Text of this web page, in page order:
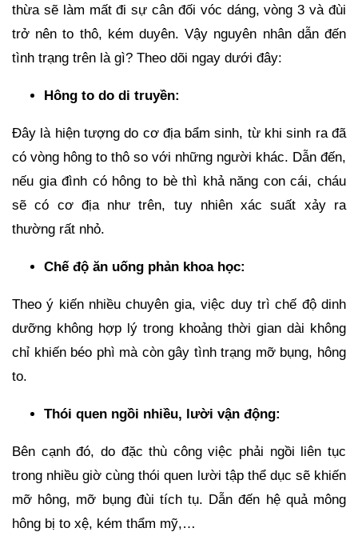
thừa sẽ làm mất đi sự cân đối vóc dáng, vòng 3 và đùi
trở nên to thô, kém duyên. Vậy nguyên nhân dẫn đến
tình trạng trên là gì? Theo dõi ngay dưới đây:
Hông to do di truyền:
Đây là hiện tượng do cơ địa bẩm sinh, từ khi sinh ra đã
có vòng hông to thô so với những người khác. Dẫn đến,
nếu gia đình có hông to bè thì khả năng con cái, cháu
sẽ có cơ địa như trên, tuy nhiên xác suất xảy ra
thường rất nhỏ.
Chế độ ăn uống phản khoa học:
Theo ý kiến nhiều chuyên gia, việc duy trì chế độ dinh
dưỡng không hợp lý trong khoảng thời gian dài không
chỉ khiến béo phì mà còn gây tình trạng mỡ bụng, hông
to.
Thói quen ngồi nhiều, lười vận động:
Bên cạnh đó, do đặc thù công việc phải ngồi liên tục
trong nhiều giờ cùng thói quen lười tập thể dục sẽ khiến
mỡ hông, mỡ bụng đùi tích tụ. Dẫn đến hệ quả mông
hông bị to xệ, kém thẩm mỹ,…